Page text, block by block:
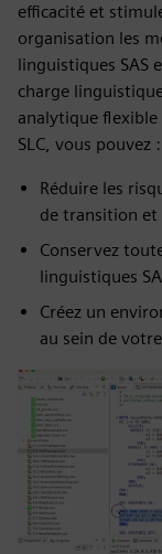
efficacité et
organisation les
linguistiques SAS
charge
analytique
SLC, vous pouvez :
Réduire les
de transition et
Conservez
linguistiques
Créez un
au sein de